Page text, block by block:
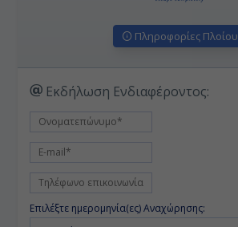
Πληροφορίες Πλοίου
Εκδήλωση Ενδιαφέροντος:
Επιλέξτε ημερομηνία(ες) Αναχώρησης: